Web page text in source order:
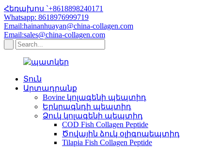
Հեռախոս `+8618898240171
Whatsapp: 8618976999719
Email:hainanhuayan@china-collagen.com
Email:sales@china-collagen.com
Տուն
Արտադրանք
Bovine կոլագենի պեպտիդ
Երկրագնդի պեպտիդ
Ձուկ կոլագենի պեպտիդ
COD Fish Collagen Peptide
Ծովային ձուկ օլիգոպեպտիդ
Tilapia Fish Collagen Peptide